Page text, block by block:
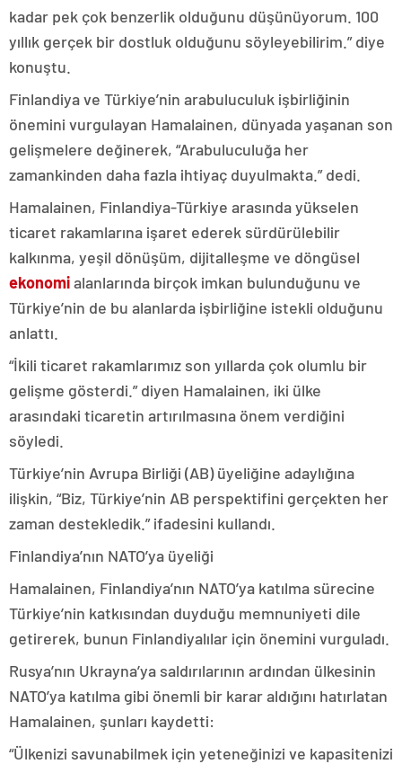
kadar pek çok benzerlik olduğunu düşünüyorum. 100
yıllık gerçek bir dostluk olduğunu söyleyebilirim.” diye
konuştu.
Finlandiya ve Türkiye’nin arabuluculuk işbirliğinin
önemini vurgulayan Hamalainen, dünyada yaşanan son
gelişmelere değinerek, “Arabuluculuğa her
zamankinden daha fazla ihtiyaç duyulmakta.” dedi.
Hamalainen, Finlandiya-Türkiye arasında yükselen
ticaret rakamlarına işaret ederek sürdürülebilir
kalkınma, yeşil dönüşüm, dijitalleşme ve döngüsel
ekonomialanlarında birçok imkan bulunduğunu ve
Türkiye’nin de bu alanlarda işbirliğine istekli olduğunu
anlattı.
“İkili ticaret rakamlarımız son yıllarda çok olumlu bir
gelişme gösterdi.” diyen Hamalainen, iki ülke
arasındaki ticaretin artırılmasına önem verdiğini
söyledi.
Türkiye’nin Avrupa Birliği (AB) üyeliğine adaylığına
ilişkin, “Biz, Türkiye’nin AB perspektifini gerçekten her
zaman destekledik.” ifadesini kullandı.
Finlandiya’nın NATO’ya üyeliği
Hamalainen, Finlandiya’nın NATO’ya katılma sürecine
Türkiye’nin katkısından duyduğu memnuniyeti dile
getirerek, bunun Finlandiyalılar için önemini vurguladı.
Rusya’nın Ukrayna’ya saldırılarının ardından ülkesinin
NATO’ya katılma gibi önemli bir karar aldığını hatırlatan
Hamalainen, şunları kaydetti:
“Ülkenizi savunabilmek için yeteneğinizi ve kapasitenizi